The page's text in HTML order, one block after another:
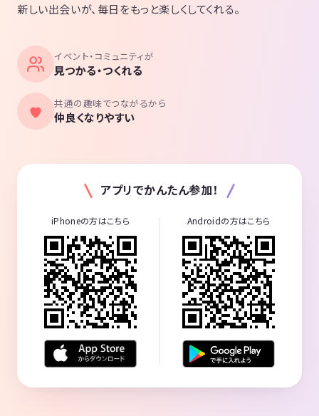
Q. 所要時間はどのくらいですか？？
Q. 1人で参加できますか？
A. ほぼ全員がお一人での参加です。プロのイベントスタッフがサポー
トします。
Q. 女性もいますか？
A. 女性参加者が多いことが特徴です。（日により様々ですが平均する
と35%が女性です）
A. いつも半数の人が初参加です。プロのイベントスタッフが常駐して
いますのでご安心ください。
Q. 途中入場・途中退室はできますか？
Q. 飲みものは出ますか？
A. ウーロン茶やアイスティーをご用意しています（料金に含まれてい
ます）。表示の参加費以外は一切費用はかかりません。ドリンクのみの
場合持ち込みも可能です。
Q. 持ち物はありますか？
A. 携帯電話と名刺もあったほうが良いと思います（強制ではありませ
Q. 参加費のお支払い方法は？
A. 参加当日に会場の受付にてお支払いをお願いします（現金のみとな
ります）
Q. 何人くらい参加しますか？
新しい出会いが、毎日をもっと楽しくしてくれる。
イベント・コミュニティが
見つかる・つくれる
共通の趣味でつながるから
仲良くなりやすい
アプリでかんたん参加！
iPhoneの方はこちら Androidの方はこちら